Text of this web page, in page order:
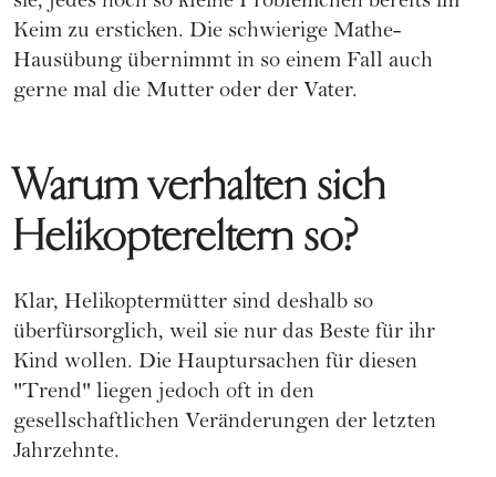
Keim zu ersticken. Die schwierige Mathe-
Hausübung übernimmt in so einem Fall auch
gerne mal die Mutter oder der Vater.
Warum verhalten sich
Helikoptereltern so?
Klar, Helikoptermütter sind deshalb so
überfürsorglich, weil sie nur das Beste für ihr
Kind wollen. Die Hauptursachen für diesen
"Trend" liegen jedoch oft in den
gesellschaftlichen Veränderungen der letzten
Jahrzehnte.